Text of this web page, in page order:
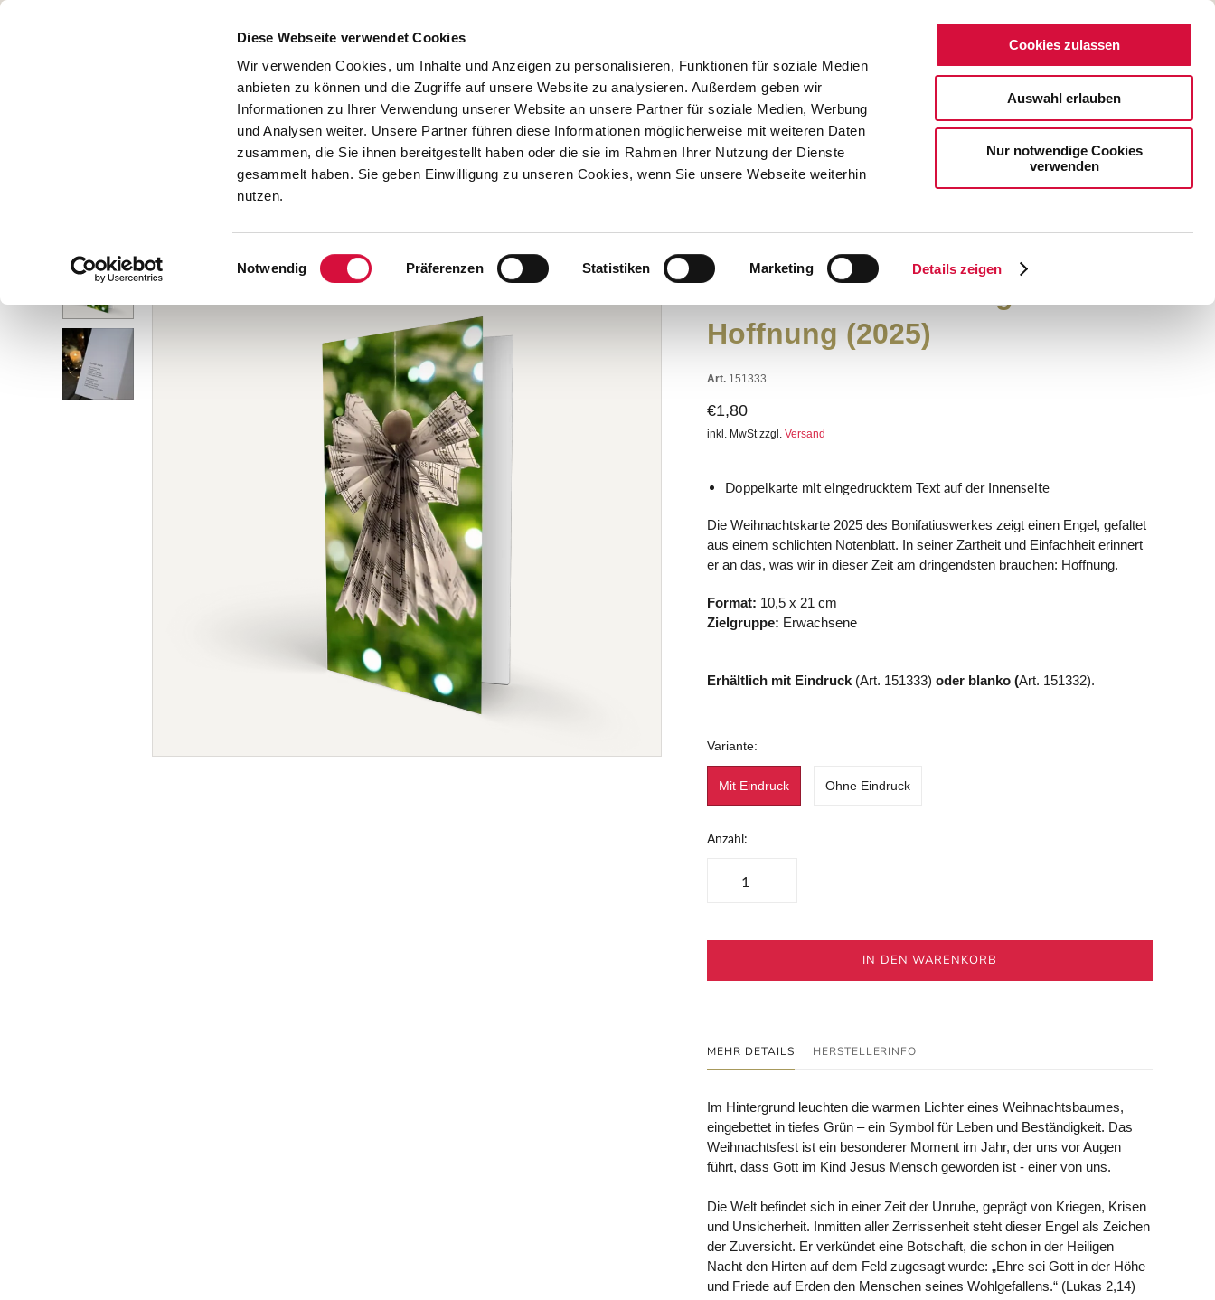
Diese Webseite verwendet Cookies
Wir verwenden Cookies, um Inhalte und Anzeigen zu personalisieren, Funktionen für soziale Medien
anbieten zu können und die Zugriffe auf unsere Website zu analysieren. Außerdem geben wir
Informationen zu Ihrer Verwendung unserer Website an unsere Partner für soziale Medien, Werbung
und Analysen weiter. Unsere Partner führen diese Informationen möglicherweise mit weiteren Daten
zusammen, die Sie ihnen bereitgestellt haben oder die sie im Rahmen Ihrer Nutzung der Dienste
gesammelt haben. Sie geben Einwilligung zu unseren Cookies, wenn Sie unsere Webseite weiterhin
nutzen.
Einwilligungsauswahl
Notwendig Präferenzen Statistiken Marketing Details zeigen
Cookies zulassen
Auswahl erlauben
Nur notwendige Cookies
verwenden
START BÜCHER FESTE THEMEN GENUSSWELT LEBENSKNOTENPUNKTE
SALE
GRUSSKARTE MIT UMSCHLAG:
Weihnachtskarte: Engel der
Hoffnung (2025)
Art. 151333
€1,80
inkl. MwSt zzgl.Versand
Doppelkarte mit eingedrucktem Text auf der Innenseite
Die Weihnachtskarte 2025 des Bonifatiuswerkes zeigt einen Engel, gefaltet
aus einem schlichten Notenblatt. In seiner Zartheit und Einfachheit erinnert
er an das, was wir in dieser Zeit am dringendsten brauchen: Hoffnung.
Format: 10,5 x 21 cm
Zielgruppe: Erwachsene
Erhältlich mit Eindruck (Art. 151333)oder blanko (Art. 151332).
Variante:
Mit Eindruck Ohne Eindruck
Anzahl:
IN DEN WARENKORB
MEHR DETAILS
Im Hintergrund leuchten die warmen Lichter eines Weihnachtsbaumes,
eingebettet in tiefes Grün – ein Symbol für Leben und Beständigkeit. Das
Weihnachtsfest ist ein besonderer Moment im Jahr, der uns vor Augen
führt, dass Gott im Kind Jesus Mensch geworden ist - einer von uns.
Die Welt befindet sich in einer Zeit der Unruhe, geprägt von Kriegen, Krisen
und Unsicherheit. Inmitten aller Zerrissenheit steht dieser Engel als Zeichen
der Zuversicht. Er verkündet eine Botschaft, die schon in der Heiligen
Nacht den Hirten auf dem Feld zugesagt wurde: „Ehre sei Gott in der Höhe
und Friede auf Erden den Menschen seines Wohlgefallens.“ (Lukas 2,14)
HERSTELLERINFO